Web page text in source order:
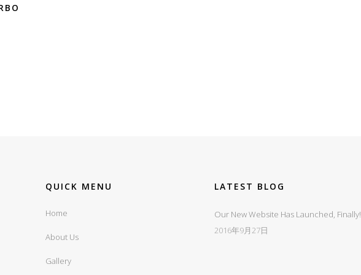
QUICK MENU
Home
About Us
Gallery
LATEST BLOG
Our New Website Has Launched, Finally!
2016年9月27日